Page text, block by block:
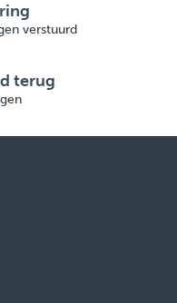
verstuurd
terug